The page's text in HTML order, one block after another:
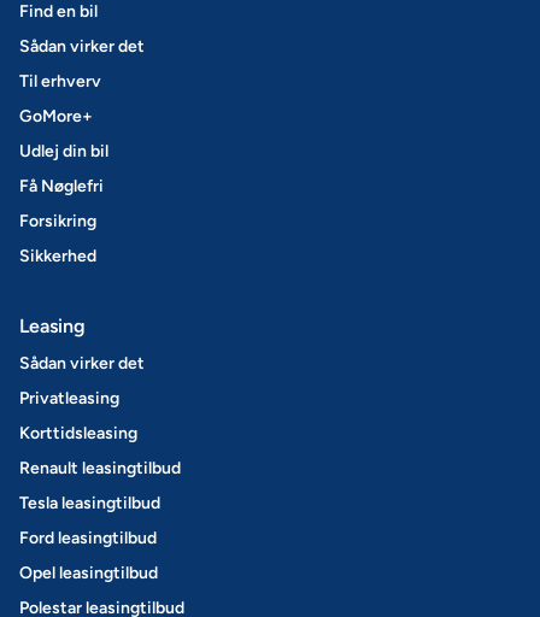
Find en bil
Sådan virker det
Til erhverv
GoMore+
Udlej din bil
Få Nøglefri
Forsikring
Sikkerhed
Leasing
Sådan virker det
Privatleasing
Korttidsleasing
Renault leasingtilbud
Tesla leasingtilbud
Ford leasingtilbud
Opel leasingtilbud
Polestar leasingtilbud